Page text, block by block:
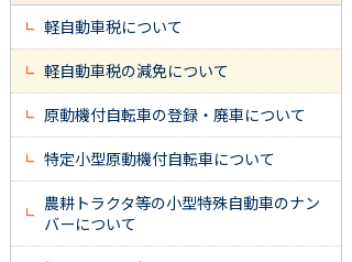
軽自動車税について
軽自動車税の減免について
原動機付自転車の登録・廃車について
特定小型原動機付自転車について
農耕トラクタ等の小型特殊自動車のナン
バーについて